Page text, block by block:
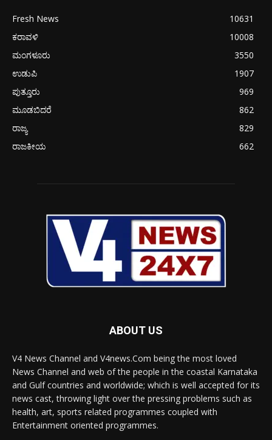
Fresh News
10631
ಕರಾವಳಿ
10008
ಮಂಗಳೂರು
3550
ಉಡುಪಿ
1907
ಪುತ್ತೂರು
969
ಮೂಡಬಿದರೆ
862
ರಾಜ್ಯ
829
ರಾಜಕೀಯ
662
ABOUT US
V4 News Channel and V4news.Com being the most loved
News Channel and web of the people in the coastal Karnataka
and Gulf countries and worldwide; which is well accepted for its
news cast, throwing light over the pressing problems such as
health, art, sports related programmes coupled with
Entertainment oriented programmes.